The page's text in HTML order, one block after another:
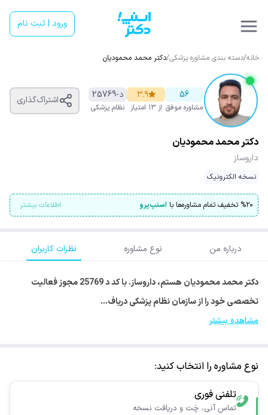
ورود | ثبت نام
خانه/دسته بندی مشاوره پزشکی/دکتر محمد محمودیان
56
مشاوره موفق
۳.۹
از ۱۳ امتیاز
د-25769
نظام پزشکی
اشتراک‌گذاری
دکتر محمد محمودیان
داروساز
نسخه الکترونیک
%۲۰ تخفیف تمام مشاوره‌ها با اسنپ‌پرو اطلاعات بیشتر
درباره من نوع مشاوره نظرات کاربران
دکتر محمد محمودیان هستم، داروساز. با کد د 25769 مجوز فعالیت
تخصصی خود را از سازمان نظام پزشکی دریاف…
مشاهده بیشتر
نوع مشاوره را انتخاب کنید:
تلفنی فوری
تماس آنی، چَت و دریافت نسخه